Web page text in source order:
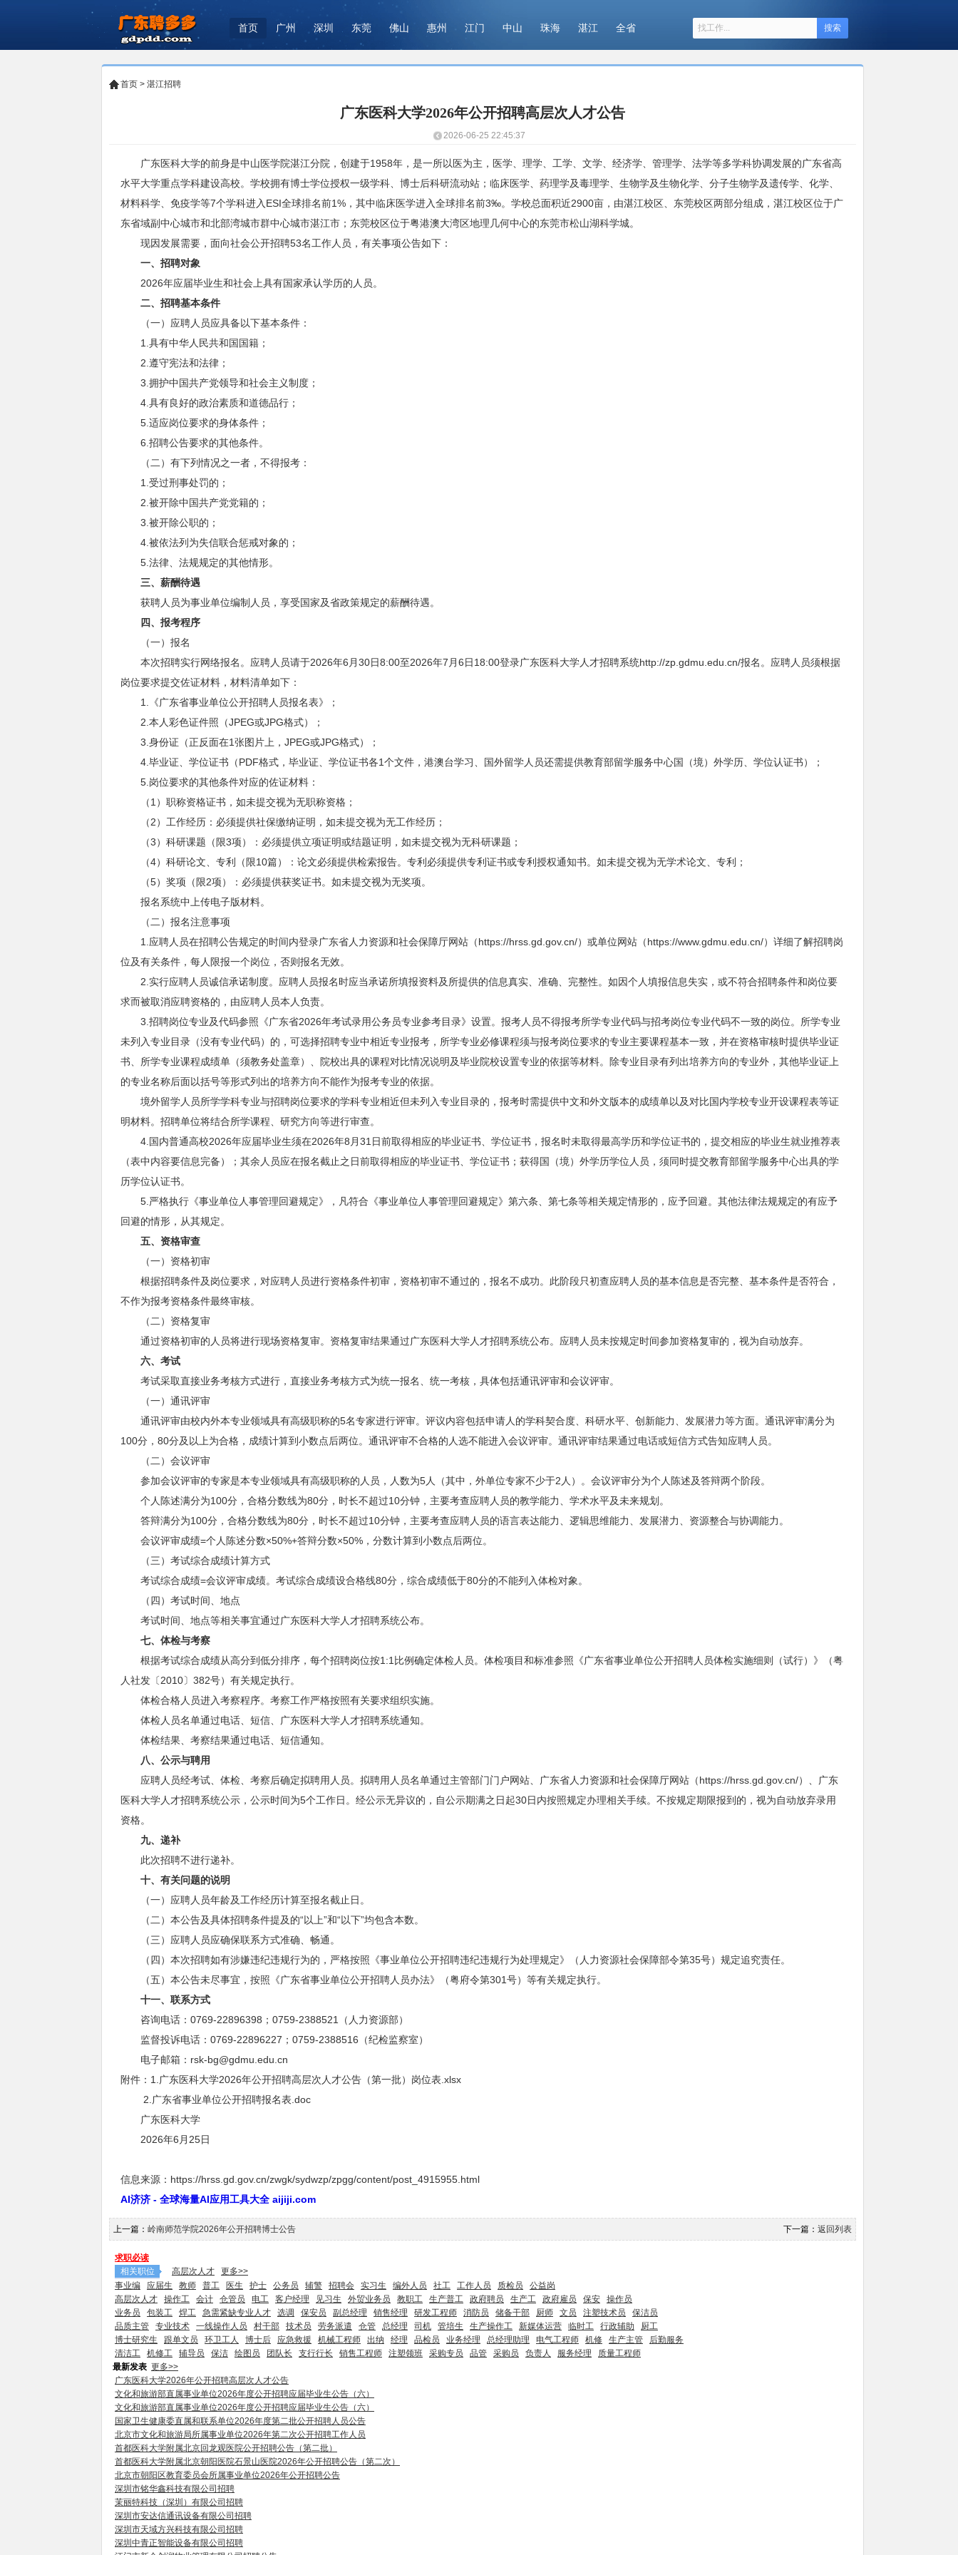
首页 广州 深圳 东莞 佛山 惠州 江门 中山 珠海 湛江 全省 搜索
首页 > 湛江招聘
广东医科大学2026年公开招聘高层次人才公告
2026-06-25 22:45:37
广东医科大学的前身是中山医学院湛江分院，创建于1958年，是一所以医为主，医学、理学、工学、文学、经济学、管理学、法学等多学科协调发展的广东省高
水平大学重点学科建设高校。学校拥有博士学位授权一级学科、博士后科研流动站；临床医学、药理学及毒理学、生物学及生物化学、分子生物学及遗传学、化学、
材料科学、免疫学等7个学科进入ESI全球排名前1%，其中临床医学进入全球排名前3‰。学校总面积近2900亩，由湛江校区、东莞校区两部分组成，湛江校区位于广
东省域副中心城市和北部湾城市群中心城市湛江市；东莞校区位于粤港澳大湾区地理几何中心的东莞市松山湖科学城。
现因发展需要，面向社会公开招聘53名工作人员，有关事项公告如下：
一、招聘对象
2026年应届毕业生和社会上具有国家承认学历的人员。
二、招聘基本条件
（一）应聘人员应具备以下基本条件：
1.具有中华人民共和国国籍；
2.遵守宪法和法律；
3.拥护中国共产党领导和社会主义制度；
4.具有良好的政治素质和道德品行；
5.适应岗位要求的身体条件；
6.招聘公告要求的其他条件。
（二）有下列情况之一者，不得报考：
1.受过刑事处罚的；
2.被开除中国共产党党籍的；
3.被开除公职的；
4.被依法列为失信联合惩戒对象的；
5.法律、法规规定的其他情形。
三、 薪酬待遇
获聘人员为事业单位编制人员，享受国家及省政策规定的薪酬待遇。
四、 报考程序
（一）报名
本次招聘实行网络报名。应聘人员请于2026年6月30日8:00至2026年7月6日18:00登录广东医科大学人才招聘系统http://zp.gdmu.edu.cn/报名。应聘人员须根据
岗位要求提交佐证材料，材料清单如下：
1.《广东省事业单位公开招聘人员报名表》；
2.本人彩色证件照（JPEG或JPG格式）；
3.身份证（正反面在1张图片上，JPEG或JPG格式）；
4.毕业证、学位证书（PDF格式，毕业证、学位证书各1个文件，港澳台学习、国外留学人员还需提供教育部留学服务中心国（境）外学历、学位认证书）；
5.岗位要求的其他条件对应的佐证材料：
（1）职称资格证书，如未提交视为无职称资格；
（2）工作经历：必须提供社保缴纳证明，如未提交视为无工作经历；
（3）科研课题（限3项）：必须提供立项证明或结题证明，如未提交视为无科研课题；
（4）科研论文、专利（限10篇）：论文必须提供检索报告。专利必须提供专利证书或专利授权通知书。如未提交视为无学术论文、专利；
（5）奖项（限2项）：必须提供获奖证书。如未提交视为无奖项。
报名系统中上传电子版材料。
（二）报名注意事项
1.应聘人员在招聘公告规定的时间内登录广东省人力资源和社会保障厅网站（https://hrss.gd.gov.cn/）或单位网站（https://www.gdmu.edu.cn/）详细了解招聘岗
位及有关条件，每人限报一个岗位，否则报名无效。
2.实行应聘人员诚信承诺制度。应聘人员报名时应当承诺所填报资料及所提供的信息真实、准确、完整性。如因个人填报信息失实，或不符合招聘条件和岗位要
求而被取消应聘资格的，由应聘人员本人负责。
3.招聘岗位专业及代码参照《广东省2026年考试录用公务员专业参考目录》设置。报考人员不得报考所学专业代码与招考岗位专业代码不一致的岗位。所学专业
未列入专业目录（没有专业代码）的，可选择招聘专业中相近专业报考，所学专业必修课程须与报考岗位要求的专业主要课程基本一致，并在资格审核时提供毕业证
书、所学专业课程成绩单（须教务处盖章）、院校出具的课程对比情况说明及毕业院校设置专业的依据等材料。除专业目录有列出培养方向的专业外，其他毕业证上
的专业名称后面以括号等形式列出的培养方向不能作为报考专业的依据。
境外留学人员所学学科专业与招聘岗位要求的学科专业相近但未列入专业目录的，报考时需提供中文和外文版本的成绩单以及对比国内学校专业开设课程表等证
明材料。招聘单位将结合所学课程、研究方向等进行审查。
4.国内普通高校2026年应届毕业生须在2026年8月31日前取得相应的毕业证书、学位证书，报名时未取得最高学历和学位证书的，提交相应的毕业生就业推荐表
（表中内容要信息完备）；其余人员应在报名截止之日前取得相应的毕业证书、学位证书；获得国（境）外学历学位人员，须同时提交教育部留学服务中心出具的学
历学位认证书。
5.严格执行《事业单位人事管理回避规定》，凡符合《事业单位人事管理回避规定》第六条、第七条等相关规定情形的，应予回避。其他法律法规规定的有应予
回避的情形，从其规定。
五、资格审查
（一）资格初审
根据招聘条件及岗位要求，对应聘人员进行资格条件初审，资格初审不通过的，报名不成功。此阶段只初查应聘人员的基本信息是否完整、基本条件是否符合，
不作为报考资格条件最终审核。
（二）资格复审
通过资格初审的人员将进行现场资格复审。资格复审结果通过广东医科大学人才招聘系统公布。应聘人员未按规定时间参加资格复审的，视为自动放弃。
六、考试
考试采取直接业务考核方式进行，直接业务考核方式为统一报名、统一考核，具体包括通讯评审和会议评审。
（一）通讯评审
通讯评审由校内外本专业领域具有高级职称的5名专家进行评审。评议内容包括申请人的学科契合度、科研水平、创新能力、发展潜力等方面。通讯评审满分为
100分，80分及以上为合格，成绩计算到小数点后两位。通讯评审不合格的人选不能进入会议评审。通讯评审结果通过电话或短信方式告知应聘人员。
（二）会议评审
参加会议评审的专家是本专业领域具有高级职称的人员，人数为5人（其中，外单位专家不少于2人）。会议评审分为个人陈述及答辩两个阶段。
个人陈述满分为100分，合格分数线为80分，时长不超过10分钟，主要考查应聘人员的教学能力、学术水平及未来规划。
答辩满分为100分，合格分数线为80分，时长不超过10分钟，主要考查应聘人员的语言表达能力、逻辑思维能力、发展潜力、资源整合与协调能力。
会议评审成绩=个人陈述分数×50%+答辩分数×50%，分数计算到小数点后两位。
（三）考试综合成绩计算方式
考试综合成绩=会议评审成绩。考试综合成绩设合格线80分，综合成绩低于80分的不能列入体检对象。
（四）考试时间、地点
考试时间、地点等相关事宜通过广东医科大学人才招聘系统公布。
七、体检与考察
根据考试综合成绩从高分到低分排序，每个招聘岗位按1:1比例确定体检人员。体检项目和标准参照《广东省事业单位公开招聘人员体检实施细则（试行）》（粤
人社发〔2010〕382号）有关规定执行。
体检合格人员进入考察程序。考察工作严格按照有关要求组织实施。
体检人员名单通过电话、短信、广东医科大学人才招聘系统通知。
体检结果、考察结果通过电话、短信通知。
八、公示与聘用
应聘人员经考试、体检、考察后确定拟聘用人员。拟聘用人员名单通过主管部门门户网站、广东省人力资源和社会保障厅网站（https://hrss.gd.gov.cn/）、广东
医科大学人才招聘系统公示，公示时间为5个工作日。经公示无异议的，自公示期满之日起30日内按照规定办理相关手续。不按规定期限报到的，视为自动放弃录用
资格。
九、 递补
此次招聘不进行递补。
十、有关问题的说明
（一）应聘人员年龄及工作经历计算至报名截止日。
（二）本公告及具体招聘条件提及的“以上”和“以下”均包含本数。
（三）应聘人员应确保联系方式准确、畅通。
（四）本次招聘如有涉嫌违纪违规行为的，严格按照《事业单位公开招聘违纪违规行为处理规定》（人力资源社会保障部令第35号）规定追究责任。
（五）本公告未尽事宜，按照《广东省事业单位公开招聘人员办法》（粤府令第301号）等有关规定执行。
十一、联系方式
咨询电话：0769-22896398；0759-2388521（人力资源部）
监督投诉电话：0769-22896227；0759-2388516（纪检监察室）
电子邮箱：rsk-bg@gdmu.edu.cn
附件： 1.广东医科大学2026年公开招聘高层次人才公告（第一批）岗位表.xlsx
2.广东省事业单位公开招聘报名表.doc
广东医科大学
2026年6月25日
信息来源：https://hrss.gd.gov.cn/zwgk/sydwzp/zpgg/content/post_4915955.html
AI济济 - 全球海量AI应用工具大全 aijiji.com
上一篇： 岭南师范学院2026年公开招聘博士公告 下一篇： 返回列表
求职必读
相关职位
高层次人才
更多>>
事业编
应届生 教师 普工 医生 护士 公务员 辅警 招聘会 实习生 编外人员 社工 工作人员 质检员
公益岗
高层次人才
操作工 会计 仓管员 电工 客户经理 见习生 外贸业务员 教职工 生产普工 政府聘员 生产工 政府雇员 保安
操作员
业务员
包装工 焊工 急需紧缺专业人才 选调 保安员 副总经理 销售经理 研发工程师 消防员 储备干部 厨师 文员 注塑技术员
保洁员
品质主管
专业技术 一线操作人员 村干部 技术员 劳务派遣 仓管 总经理 司机 管培生 生产操作工 新媒体运营 临时工 行政辅助
厨工
博士研究生
跟单文员 环卫工人 博士后 应急救援 机械工程师 出纳 经理 品检员 业务经理 总经理助理 电气工程师 机修 生产主管
后勤服务
清洁工
机修工 辅导员 保洁 绘图员 团队长 支行行长 销售工程师 注塑领班 采购专员 品管 采购员 负责人 服务经理
质量工程师
最新发表 更多>>
广东医科大学2026年公开招聘高层次人才公告
文化和旅游部直属事业单位2026年度公开招聘应届毕业生公告（六）
文化和旅游部直属事业单位2026年度公开招聘应届毕业生公告（六）
国家卫生健康委直属和联系单位2026年度第二批公开招聘人员公告
北京市文化和旅游局所属事业单位2026年第二次公开招聘工作人员
首都医科大学附属北京回龙观医院公开招聘公告（第二批）
首都医科大学附属北京朝阳医院石景山医院2026年公开招聘公告（第二次）
北京市朝阳区教育委员会所属事业单位2026年公开招聘公告
深圳市铭华鑫科技有限公司招聘
茉丽特科技（深圳）有限公司招聘
深圳市安达信通讯设备有限公司招聘
深圳市天域方兴科技有限公司招聘
深圳中青正智能设备有限公司招聘